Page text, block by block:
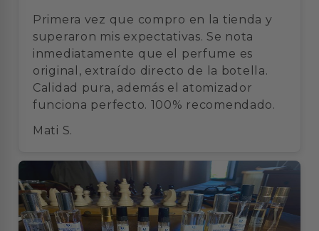
Primera vez que compro en la tienda y
superaron mis expectativas. Se nota
inmediatamente que el perfume es
original, extraído directo de la botella.
Calidad pura, además el atomizador
funciona perfecto. 100% recomendado.
Mati S.